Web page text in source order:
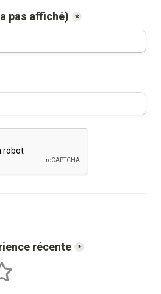
pas affiché) *
récente *
étoiles